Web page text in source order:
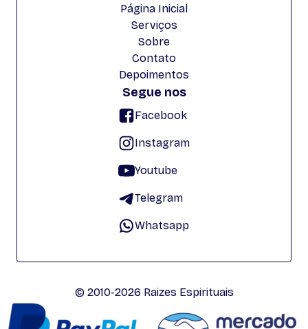
Página Inicial
Serviços
Sobre
Contato
Depoimentos
Segue nos
Facebook
Instagram
Youtube
Telegram
Whatsapp
© 2010-2026 Raizes Espirituais